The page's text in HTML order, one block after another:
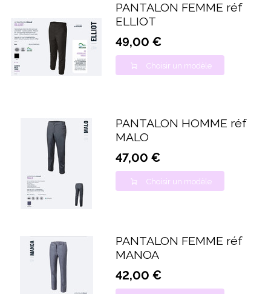
PANTALON FEMME réf
ELLIOT
49,00 €
Choisir un modèle
PANTALON HOMME réf
MALO
47,00 €
Choisir un modèle
PANTALON FEMME réf
MANOA
42,00 €